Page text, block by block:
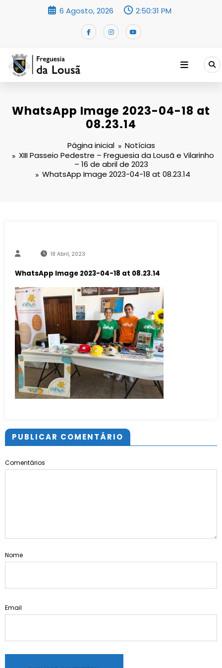
6 Agosto, 2026 2:50:31 PM
WhatsApp Image 2023-04-18 at
08.23.14
Página inicial
Notícias
XIII Passeio Pedestre – Freguesia da Lousã e Vilarinho
– 16 de abril de 2023
WhatsApp Image 2023-04-18 at 08.23.14
18 Abril, 2023
WhatsApp Image 2023-04-18 at 08.23.14
PUBLICAR COMENTÁRIO
Comentários
Nome
Email